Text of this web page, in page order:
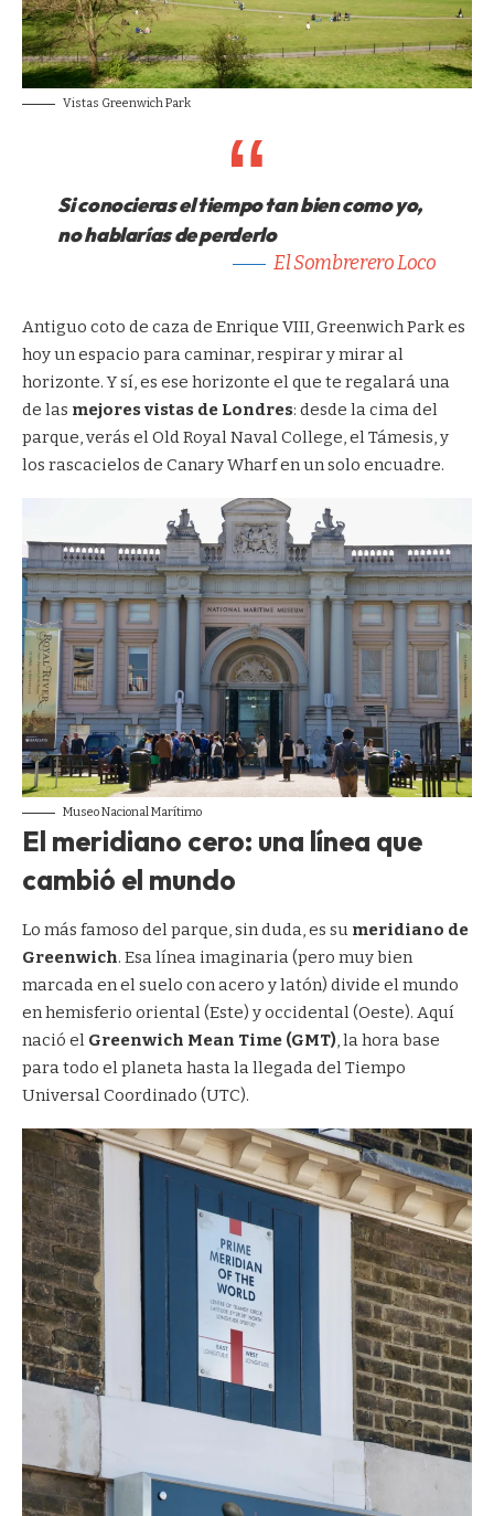
Vistas Greenwich Park
Si conocieras el tiempo tan bien como yo,
no hablarías de perderlo
El Sombrerero Loco
Antiguo coto de caza de Enrique VIII, Greenwich Park es
hoy un espacio para caminar, respirar y mirar al
horizonte. Y sí, es ese horizonte el que te regalará una
de las mejores vistas de Londres: desde la cima del
parque, verás el Old Royal Naval College, el Támesis, y
los rascacielos de Canary Wharf en un solo encuadre.
Museo Nacional Marítimo
El meridiano cero: una línea que
cambió el mundo
Lo más famoso del parque, sin duda, es su meridiano de
Greenwich. Esa línea imaginaria (pero muy bien
marcada en el suelo con acero y latón) divide el mundo
en hemisferio oriental (Este) y occidental (Oeste). Aquí
nació el Greenwich Mean Time (GMT), la hora base
para todo el planeta hasta la llegada del Tiempo
Universal Coordinado (UTC).